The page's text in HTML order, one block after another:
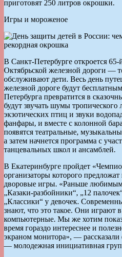
приготовят 250 литров окрошки.
Игры и мороженое
В Санкт-Петербурге откроется
Октябрьской железной дороги —
обслуживают дети. Весь день
железной дороге будут
Петербурга превратится в
будут звучать шумы тропического
экзотических птиц и звуки
фанфары, и вместе с колонной
появятся театральные,
а затем начнется программа с
танцевальных школ и ансамблей.
В Екатеринбурге пройдет
организаторы которого
дворовые игры. «Раньше
„Казаки-разбойники“, „12
„Классики“ у девочек.
знают, что это такое. Они играют
компьютерные. Мы же хотим
время гораздо интереснее и
экраном монитора», — рассказали
— молодежная инициативная